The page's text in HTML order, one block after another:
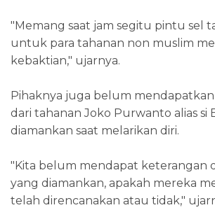
"Memang saat jam segitu pintu sel
untuk para tahanan non muslim
kebaktian," ujarnya.
Pihaknya juga belum
dari tahanan Joko Purwanto alias si
diamankan saat melarikan diri.
"Kita belum mendapat keterangan
yang diamankan, apakah mereka
telah direncanakan atau tidak,"